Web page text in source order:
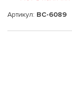
Артикул: BC-6089